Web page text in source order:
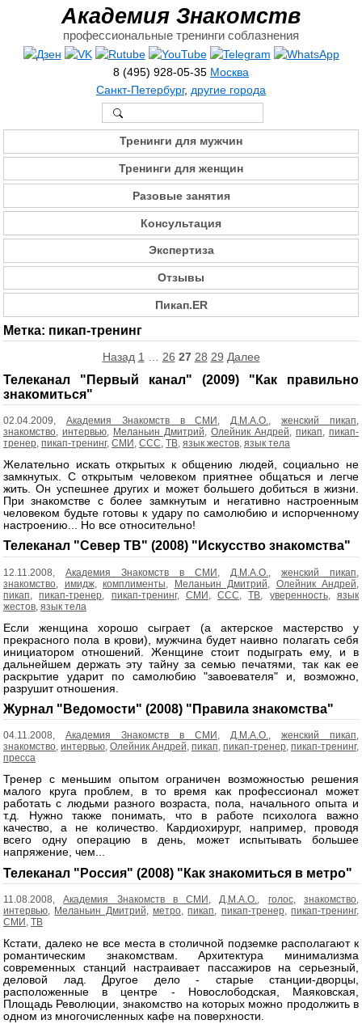
Академия Знакомств
профессиональные тренинги соблазнения
8 (495) 928-05-35 Москва
Санкт-Петербург, другие города
Тренинги для мужчин
Тренинги для женщин
Разовые занятия
Консультация
Экспертиза
Отзывы
Пикап.ER
Метка: пикап-тренинг
записей
Назад 1 … 26 27 28 29 Далее
Телеканал "Первый канал" (2009) "Как правильно
знакомиться"
02.04.2009, Академия Знакомств в СМИ,Д.М.А.О.,женский пикап,
знакомство, интервью, Меланьин Дмитрий, Олейник Андрей, пикап, пикап-
тренер, пикап-тренинг, СМИ, ССС, ТВ, язык жестов, язык тела
Желательно искать открытых к общению людей, социально не
замкнутых. С открытым человеком приятнее общаться и легче
жить. Он успешнее других и может большего добиться в жизни.
При знакомстве с более замкнутым и негативно настроенным
человеком будьте готовы к удару по самолюбию и испорченному
настроению... Но все относительно!
Телеканал "Север ТВ" (2008) "Искусство знакомства"
12.11.2008, Академия Знакомств в СМИ Д.М.А.О. женский пикап
знакомство
имидж, комплименты Меланьин Дмитрий Олейник Андрей
пикап ,пикап-тренер пикап-тренинг, СМИ ,ССС ,ТВ уверенность,язык
жестов язык тела
Если женщина хорошо сыграет (а актерское мастерство у
прекрасного пола в крови), мужчина будет наивно полагать себя
инициатором отношений. Женщине стоит подыграть ему, и в
дальнейшем держать эту тайну за семью печатями, так как ее
раскрытие ударит по самолюбию "завоевателя" и, возможно,
разрушит отношения.
Журнал "Ведомости" (2008) "Правила знакомства"
04.11.2008, Академия Знакомств в СМИ , Д.М.А.О., женский пикап,
знакомство, интервью, Олейник Андрей, пикап, пикап-тренер, пикап-тренинг,
пресса
Тренер с меньшим опытом ограничен возможностью решения
малого круга проблем, в то время как профессионал может
работать с людьми разного возраста, пола, начального опыта и
т.д. Нужно также понимать, что в работе психолога важно
качество, а не количество. Кардиохирург, например, проводя
всего одну операцию в день, может испытывать большее
напряжение, чем...
Телеканал "Россия" (2008) "Как знакомиться в метро"
11.08.2008,Академия Знакомств в СМИ ,Д.М.А.О., голос,знакомство,
интервью, Меланьин Дмитрий,метро,пикап, пикап-тренер,пикап-тренинг,
СМИ , ТВ
Кстати, далеко не все места в столичной подземке располагают к
романтическим знакомствам. Архитектура минимализма
современных станций настраивает пассажиров на серьезный,
деловой лад. Другое дело - старые станции-дворцы,
расположенные в центре - Новослободская, Маяковская,
Площадь Революции, знакомство на которых можно продолжить в
одном из многочисленных кафе на поверхности.